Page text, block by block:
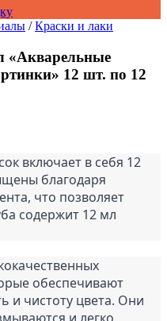
/Краски и лаки
«Акварельные
12 шт. по 12
включает в себя 12
благодаря
что позволяет
содержит 12 мл
обеспечивают
и чистоту цвета. Они